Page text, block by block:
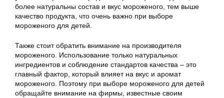
более натуральны состав и вкус мороженого, тем выше
качество продукта, что очень важно при выборе
мороженого для детей.
Также стоит обратить внимание на производителя
мороженого. Использование только натуральных
ингредиентов и соблюдение стандартов качества – это
главный фактор, который влияет на вкус и аромат
мороженого. Поэтому при выборе мороженого для детей
обращайте внимание на фирмы, известные своим